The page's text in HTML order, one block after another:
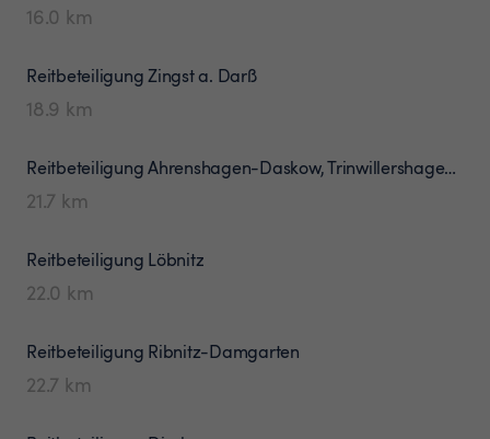
16.0 km
ReitbeteiligungZingst a. Darß
18.9 km
ReitbeteiligungAhrenshagen-Daskow, Trinwillershagen u.a.
21.7 km
Reitbeteiligung Löbnitz
22.0 km
Reitbeteiligung Ribnitz-Damgarten
22.7 km